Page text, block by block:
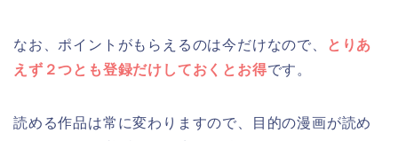
なお、ポイントがもらえるのは今だけなので、
とりあ
えず２つとも登録だけしておくとお得です。
読める作品は常に変わりますので、目的の漫画が読め